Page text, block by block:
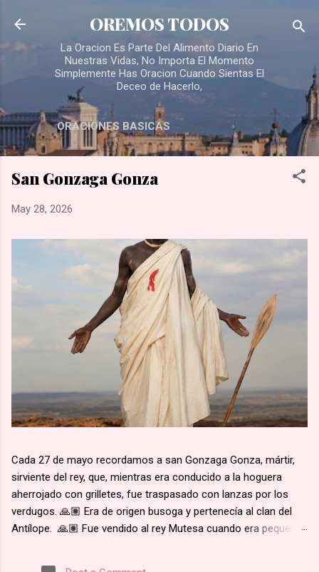
Skip to main content
OREMOS TODOS
La Oracion Es Parte Del Alimento Diario En
Nuestras Vidas, No Importa El Momento
Simplemente Has Oracion Cuando Sientas El
Deceo de Hacerlo,
ORACIONES BASICAS
San Gonzaga Gonza
May 28, 2026
Cada 27 de mayo recordamos a san Gonzaga Gonza, mártir,
sirviente del rey, que, mientras era conducido a la hoguera
aherrojado con grilletes, fue traspasado con lanzas por los
verdugos. 🙏🏽 Era de origen busoga y pertenecía al clan del
Antílope. 🙏🏽 Fue vendido al rey Mutesa cuando era pequeño,
custodia de los prisioneros. 🙏🏽 Recibió instrucción religiosa